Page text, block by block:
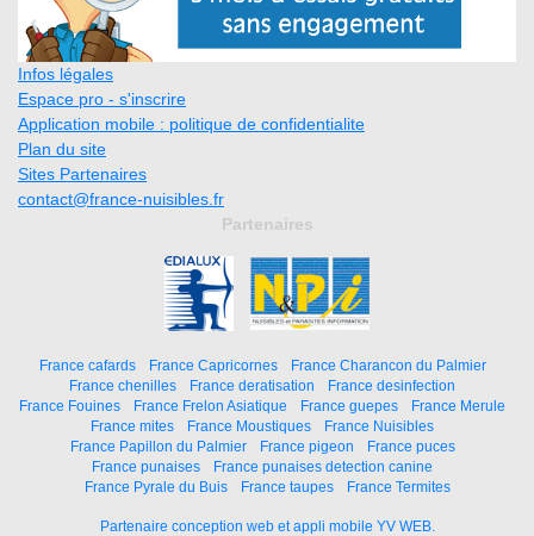
Infos légales
Espace pro - s'inscrire
Application mobile : politique de confidentialite
Plan du site
Sites Partenaires
contact@france-nuisibles.fr
Partenaires
France cafards France Capricornes
France Charancon du Palmier
France chenilles
France deratisation
France desinfection
France Fouines
France Frelon Asiatique France guepes
France Merule
France mites
France Moustiques
France Nuisibles
France Papillon du Palmier
France pigeon
France puces
France punaises
France punaises detection canine
France Pyrale du Buis
France taupes France Termites
Partenaire conception web et appli mobile YV WEB.